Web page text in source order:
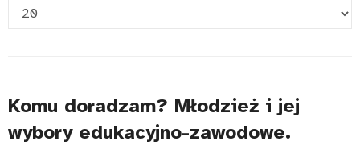
tytułu
Pokaż
Komu doradzam? Młodzież i jej
wybory edukacyjno-zawodowe.